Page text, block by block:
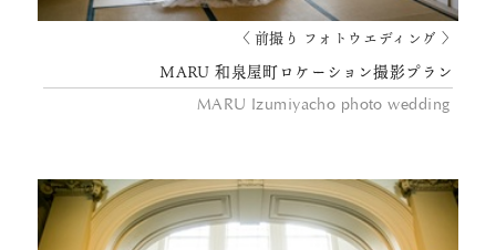
〈 前撮り フォトウエディング 〉
MARU 和泉屋町ロケーション撮影プラン
MARU Izumiyacho photo wedding